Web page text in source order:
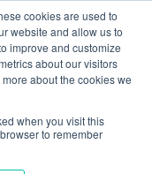
cookies are used to
website and allow us to
improve and customize
about our visitors
about the cookies we
when you visit this
to remember
Registro